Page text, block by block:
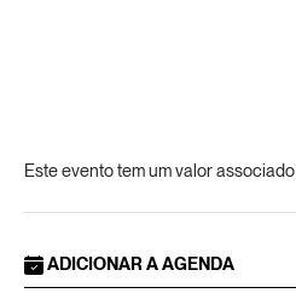
Este evento tem um valor associado
ADICIONAR A AGENDA